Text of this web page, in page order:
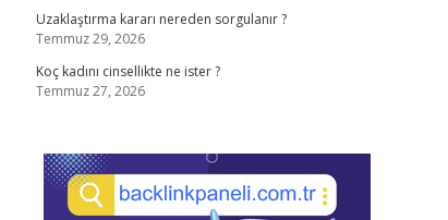
Uzaklaştırma kararı nereden sorgulanır ?
Temmuz 29, 2026
Koç kadını cinsellikte ne ister ?
Temmuz 27, 2026